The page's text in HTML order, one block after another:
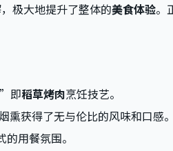
极大地提升了整体的美食体验。
即稻草烤肉烹饪技艺。
获得了无与伦比的风味和口感。
用餐氛围。